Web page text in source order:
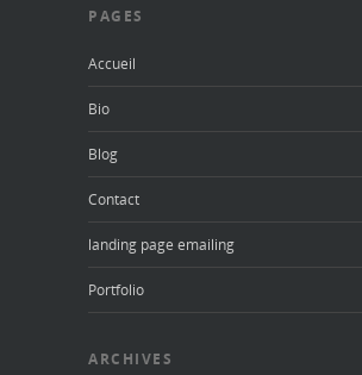
PAGES
Accueil
Bio
Blog
Contact
landing page emailing
Portfolio
ARCHIVES